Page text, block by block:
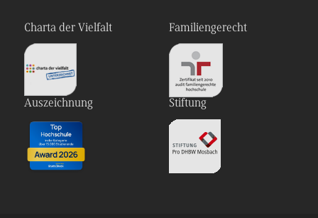
Charta der Vielfalt Familiengerecht
Auszeichnung Stiftung